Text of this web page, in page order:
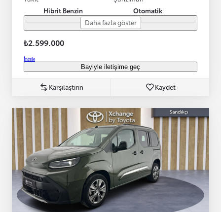
Hibrit Benzin
Otomatik
Daha fazla göster
₺2.599.000
İncele
Bayiyle iletişime geç
Karşılaştırın Kaydet